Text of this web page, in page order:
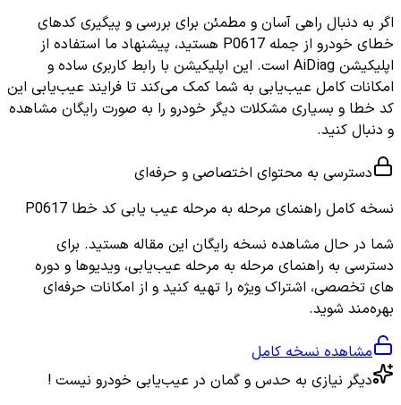
اگر به دنبال راهی آسان و مطمئن برای بررسی و پیگیری کدهای
خطای خودرو از جمله P0617 هستید، پیشنهاد ما استفاده از
اپلیکیشن AiDiag است. این اپلیکیشن با رابط کاربری ساده و
امکانات کامل عیب‌یابی به شما کمک می‌کند تا فرایند عیب‌یابی این
کد خطا و بسیاری مشکلات دیگر خودرو را به صورت رایگان مشاهده
و دنبال کنید.
دسترسی به محتوای اختصاصی و حرفه‌ای
نسخه کامل راهنمای مرحله به مرحله عیب یابی کد خطا P0617
شما در حال مشاهده نسخه رایگان این مقاله هستید. برای
دسترسی به راهنمای مرحله به مرحله عیب‌یابی، ویدیوها و دوره
های تخصصی، اشتراک ویژه را تهیه کنید و از امکانات حرفه‌ای
بهره‌مند شوید.
مشاهده نسخه کامل
دیگر نیازی به حدس و گمان در عیب‌یابی خودرو نیست !